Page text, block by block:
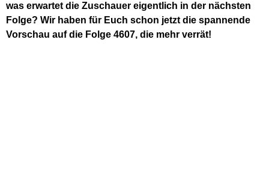
was erwartet die Zuschauer eigentlich in der nächsten
Folge? Wir haben für Euch schon jetzt die spannende
Vorschau auf die Folge 4607, die mehr verrät!